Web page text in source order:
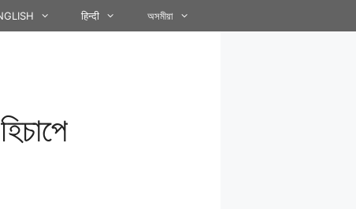
हिन्दी অসমীয়া